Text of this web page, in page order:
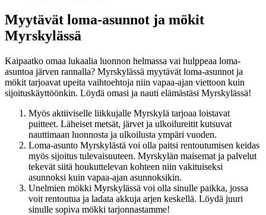
Myytävät loma-asunnot ja mökit
Myrskylässä
Kaipaatko omaa lukaalia luonnon helmassa vai hulppeaa loma-
asuntoa järven rannalla? Myrskylässä myytävät loma-asunnot ja
mökit tarjoavat upeita vaihtoehtoja niin vapaa-ajan viettoon kuin
sijoituskäyttöönkin. Löydä omasi ja nauti elämästäsi Myrskylässä!
Myös aktiiviselle liikkujalle Myrskylä tarjoaa loistavat
puitteet. Läheiset metsät, järvet ja ulkoilureitit kutsuvat
nauttimaan luonnosta ja ulkoilusta ympäri vuoden.
Loma-asunto Myrskylästä voi olla paitsi rentoutumisen keidas
myös sijoitus tulevaisuuteen. Myrskylän maisemat ja palvelut
tekevät siitä houkuttelevan kohteen niin vakituiseksi
asunnoksi kuin vapaa-ajan asunnoksikin.
Unelmien mökki Myrskylässä voi olla sinulle paikka, jossa
voit rentoutua ja ladata akkuja arjen keskellä. Löydä juuri
sinulle sopiva mökki tarjonnastamme!